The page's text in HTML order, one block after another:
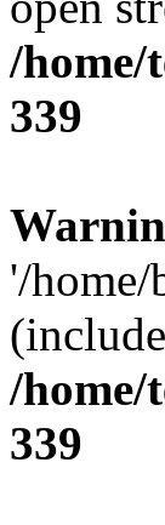
/
339
'/
/
339